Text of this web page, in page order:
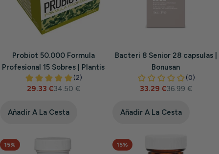
Probiot 50.000 Formula
Profesional 15 Sobres | Plantis
Precio
venta
29.33 €Precio
34.50 €
Añadir A La Cesta
Bacteri 8 Senior 28 capsulas |
Bonusan
Precio
venta
33.29 €Precio
36.99 €
Añadir A La Cesta
15% 15%